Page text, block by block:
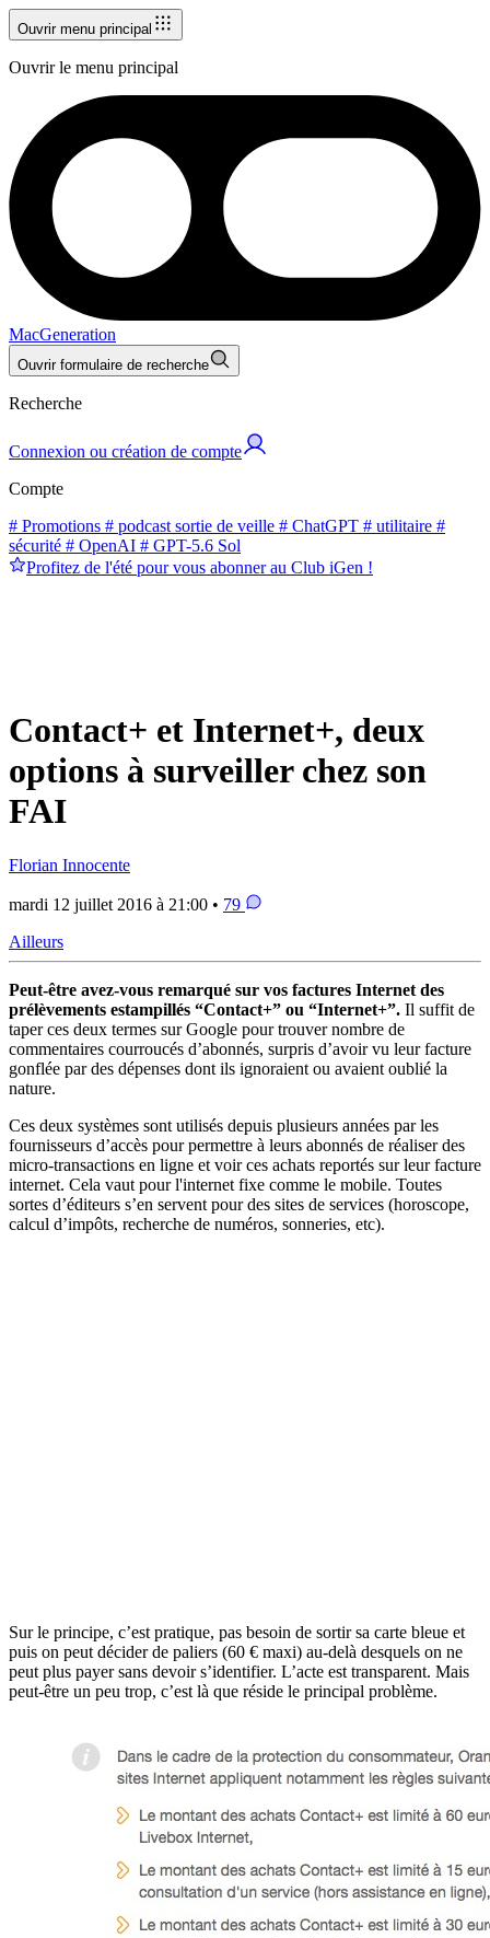
Ouvrir menu principal
Ouvrir le menu principal
MacGeneration
Ouvrir formulaire de recherche
Recherche
Connexion ou création de compte
Compte
# Promotions # podcast sortie de veille # ChatGPT # utilitaire #
sécurité # OpenAI # GPT-5.6 Sol
Profitez de l'été pour vous abonner au Club iGen !
Contact+ et Internet+, deux
options à surveiller chez son
FAI
Florian Innocente
mardi 12 juillet 2016 à 21:00 • 79
Ailleurs
Peut-être avez-vous remarqué sur vos factures Internet des
prélèvements estampillés “Contact+” ou “Internet+”. Il suffit de
taper ces deux termes sur Google pour trouver nombre de
commentaires courroucés d’abonnés, surpris d’avoir vu leur facture
gonflée par des dépenses dont ils ignoraient ou avaient oublié la
nature.
Ces deux systèmes sont utilisés depuis plusieurs années par les
fournisseurs d’accès pour permettre à leurs abonnés de réaliser des
micro-transactions en ligne et voir ces achats reportés sur leur facture
internet. Cela vaut pour l'internet fixe comme le mobile. Toutes
sortes d’éditeurs s’en servent pour des sites de services (horoscope,
calcul d’impôts, recherche de numéros, sonneries, etc).
Sur le principe, c’est pratique, pas besoin de sortir sa carte bleue et
puis on peut décider de paliers (60 € maxi) au-delà desquels on ne
peut plus payer sans devoir s’identifier. L’acte est transparent. Mais
peut-être un peu trop, c’est là que réside le principal problème.